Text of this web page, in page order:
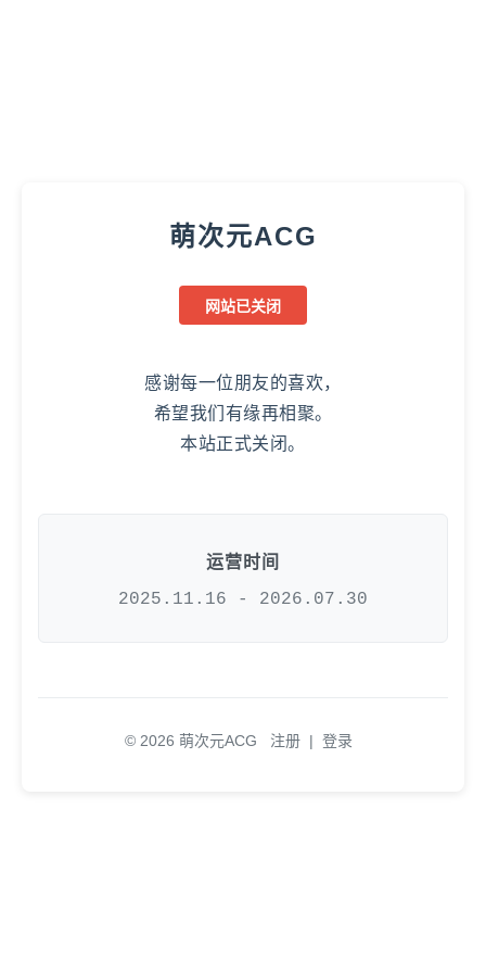
萌次元ACG
网站已关闭
感谢每一位朋友的喜欢，
希望我们有缘再相聚。
本站正式关闭。
运营时间
2025.11.16 - 2026.07.30
© 2026 萌次元ACG 注册 | 登录